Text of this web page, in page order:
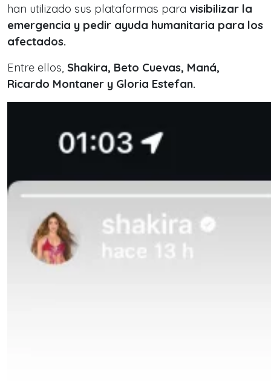
han utilizado sus plataformas para visibilizar la
emergencia y pedir ayuda humanitaria para los
afectados.
Entre ellos, Shakira, Beto Cuevas, Maná,
Ricardo Montaner y Gloria Estefan.